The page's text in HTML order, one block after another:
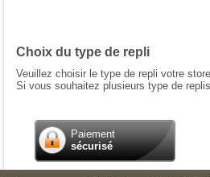
Choix du type de repli
Veuillez choisir le type de repli votre
Si vous souhaitez plusieurs type de
Paiement
sécurisé